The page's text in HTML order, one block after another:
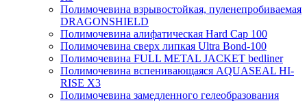
Полимочевина взрывостойкая, пуленепробиваемая
DRAGONSHIELD
Полимочевина алифатическая Hard Cap 100
Полимочевина сверх липкая Ultra Bond-100
Полимочевина FULL METAL JACKET bedliner
Полимочевина вспенивающаяся AQUASEAL HI-
RISE Х3
Полимочевина замедленного гелеобразования